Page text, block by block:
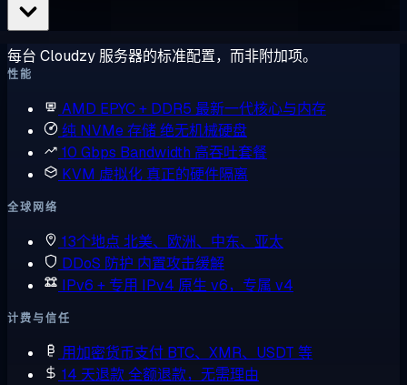
每台 Cloudzy 服务器的标准配置，而非附加项。
性能
AMD EPYC + DDR5 最新一代核心与内存
纯 NVMe 存储绝无机械硬盘
10 Gbps Bandwidth 高吞吐套餐
KVM 虚拟化 真正的硬件隔离
全球网络
13个地点 北美、欧洲、中东、亚太
DDoS 防护 内置攻击缓解
IPv6 + 专用 IPv4 原生 v6，专属 v4
计费与信任
用加密货币支付 BTC、XMR、USDT 等
14 天退款全额退款，无需理由